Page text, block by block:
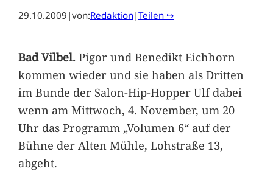
29.10.2009 |von:Redaktion|Teilen ↪
Bad Vilbel.Pigor und Benedikt Eichhorn
kommen wieder und sie haben als Dritten
im Bunde der Salon-Hip-Hopper Ulf dabei
wenn am Mittwoch, 4. November, um 20
Uhr das Programm „Volumen 6“ auf der
Bühne der Alten Mühle, Lohstraße 13,
abgeht.